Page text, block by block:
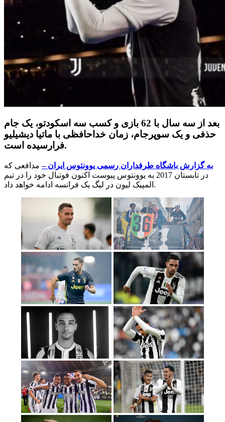
بعد از سه سال با 62 بازی و کسب سه اسکودتو، یک جام
حذفی و یک سوپرجام، زمان خداحافظی با ماتیا دیشیلیو
فرارسیده است.
به گزارش باشگاه طرفداران رسمی یوونتوس ایران –مدافعی که
در تابستان 2017 به یوونتوس پیوست اکنون فوتبال خود را در تیم
المپیک لیون در لیگ یک فرانسه ادامه خواهد داد.